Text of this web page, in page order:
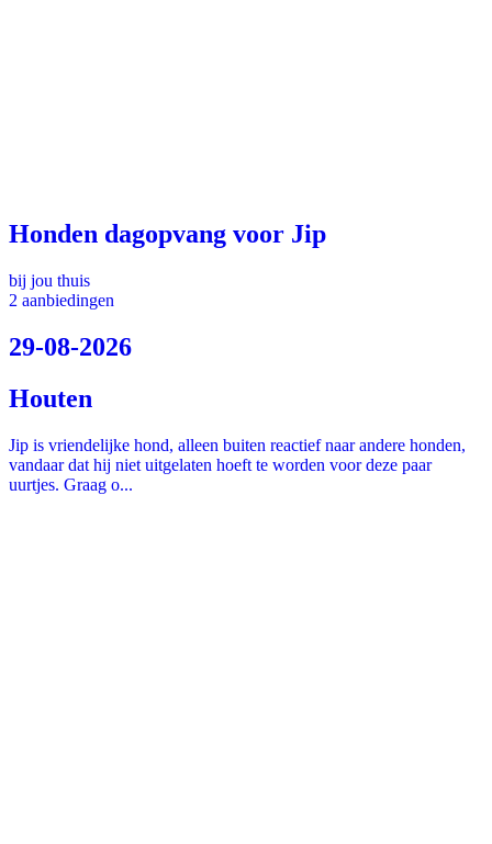
Honden dagopvang voor Jip
bij jou thuis
2 aanbiedingen
29-08-2026
Houten
Jip is vriendelijke hond, alleen buiten reactief naar andere honden,
vandaar dat hij niet uitgelaten hoeft te worden voor deze paar
uurtjes. Graag o...